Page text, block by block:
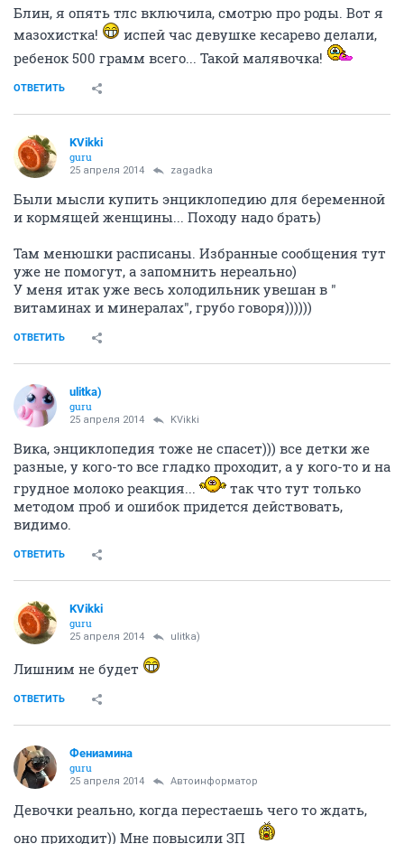
Блин, я опять тлс включила, смотрю про роды. Вот я
мазохистка!
испей час девушке кесарево делали,
ребенок 500 грамм всего... Такой малявочка!
ОТВЕТИТЬ
KVikki
guru
25 апреля 2014 zagadka
Были мысли купить энциклопедию для беременной
и кормящей женщины... Походу надо брать)
Там менюшки расписаны. Избранные сообщения тут
уже не помогут, а запомнить нереально)
У меня итак уже весь холодильник увешан в "
витаминах и минералах", грубо говоря))))))
ОТВЕТИТЬ
ulitka)
guru
25 апреля 2014 KVikki
Вика, энциклопедия тоже не спасет))) все детки же
разные, у кого-то все гладко проходит, а у кого-то и на
грудное молоко реакция...
так что тут только
методом проб и ошибок придется действовать,
видимо.
ОТВЕТИТЬ
KVikki
guru
25 апреля 2014 ulitka)
Лишним не будет
ОТВЕТИТЬ
Фениамина
guru
25 апреля 2014 Автоинформатор
Девочки реально, когда перестаешь чего то ждать,
оно приходит)) Мне повысили ЗП